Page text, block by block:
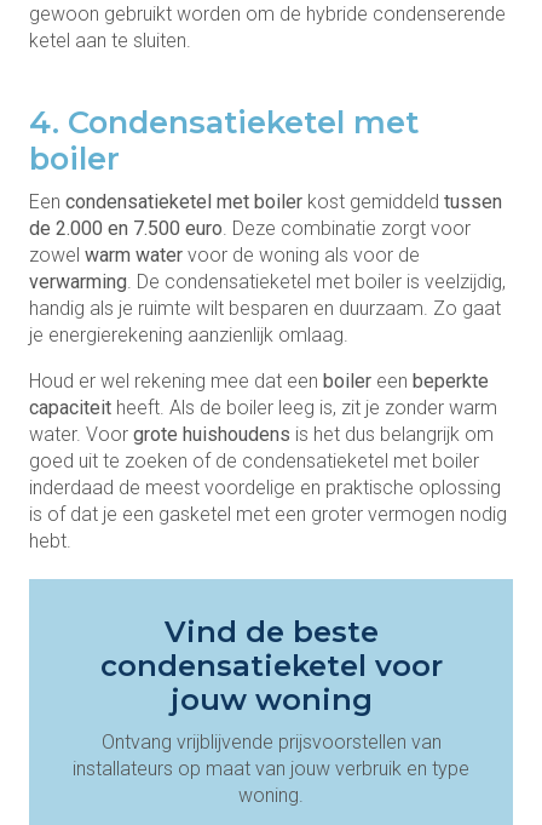
gewoon gebruikt worden om de hybride condenserende
ketel aan te sluiten.
4. Condensatieketel met
boiler
Een condensatieketel met boiler kost gemiddeld tussen
de 2.000 en 7.500 euro. Deze combinatie zorgt voor
zowel warm water voor de woning als voor de
verwarming. De condensatieketel met boiler is veelzijdig,
handig als je ruimte wilt besparen en duurzaam. Zo gaat
je energierekening aanzienlijk omlaag.
Houd er wel rekening mee dat een boiler een beperkte
capaciteit heeft. Als de boiler leeg is, zit je zonder warm
water. Voor grote huishoudens is het dus belangrijk om
goed uit te zoeken of de condensatieketel met boiler
inderdaad de meest voordelige en praktische oplossing
is of dat je een gasketel met een groter vermogen nodig
hebt.
Vind de beste
condensatieketel voor
jouw woning
Ontvang vrijblijvende prijsvoorstellen van
installateurs op maat van jouw verbruik en type
woning.